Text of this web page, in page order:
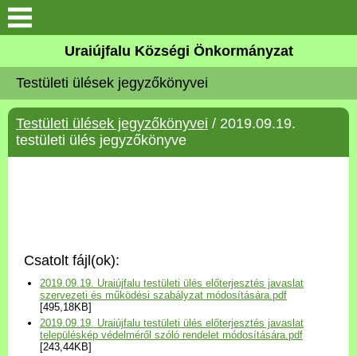
Köszöntő
Elérhetőségek
Uraiújfalu
Választási információk
Versenyképes Járások
Program
Uraiújfalu Községi Önkormányzat
Testületi ülések jegyzőkönyvei
Testületi ülések jegyzőkönyvei / 2019.09.19.
testületi ülés jegyzőkönyve
Csatolt fájl(ok):
2019.09.19. Uraiújfalu testületi ülés előterjesztés javaslat
szervezeti és működési szabályzat módosítására.pdf
[495,18KB]
2019.09.19. Uraiújfalu testületi ülés előterjesztés javaslat
településkép védelméről szóló rendelet módosítására.pdf
[243,44KB]